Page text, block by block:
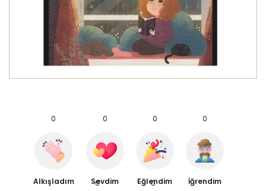
0
Alkışladım
0
Sevdim
0
Eğlendim
0
İğrendim
0 0